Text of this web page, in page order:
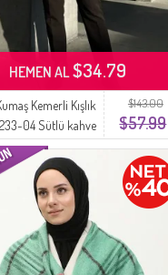
$143.00
$57.99
Kemerli Kışlık
04 Sütlü kahve
HEMEN AL$34.79